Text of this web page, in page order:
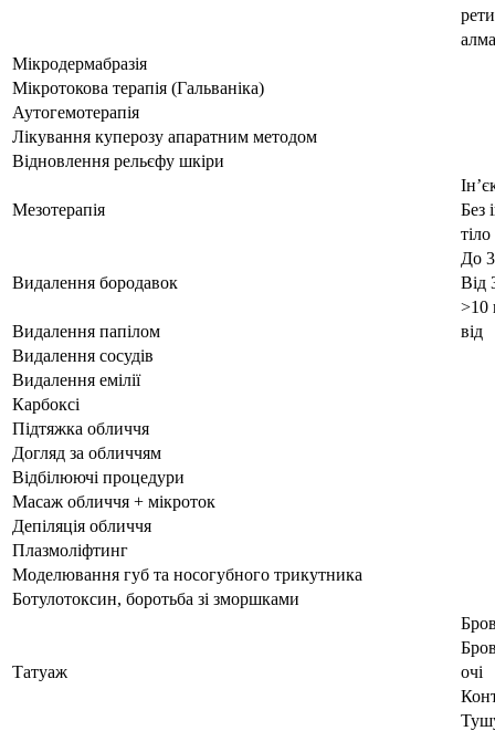
Мікродермабразія
Мікротокова терапія (Гальваніка)
Аутогемотерапія
Лікування куперозу апаратним методом
Відновлення рельєфу шкіри
Мезотерапія
Без
тіло
Видалення бородавок
До
Від
>10
Видалення папілом
від
Видалення сосудів
Видалення емілії
Карбоксі
Підтяжка обличчя
Догляд за обличчям
Відбілюючі процедури
Масаж обличчя + мікроток
Депіляція обличчя
Плазмоліфтинг
Моделювання губ та носогубного трикутника
Ботулотоксин, боротьба зі зморшками
Татуаж
очі